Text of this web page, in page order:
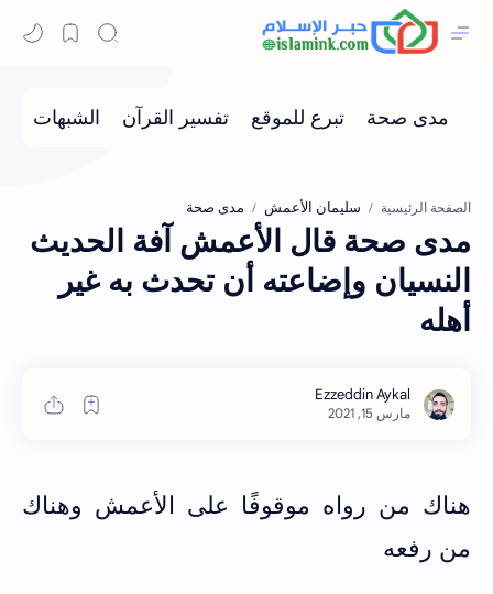
الصفحة الرئيسية سليمان الأعمش مدى صحة
مدى صحة قال الأعمش آفة الحديث
النسيان وإضاعته أن تحدث به غير
أهله
هناك من رواه موقوفًا على الأعمش وهناك
من رفعه